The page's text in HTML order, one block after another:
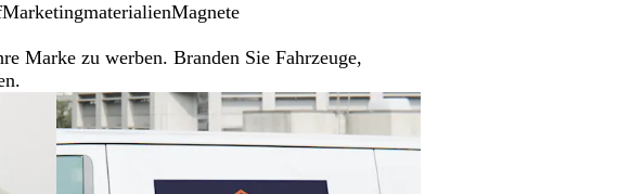
Mar­ke­ting­ma­te­rialienMagnete
Marke zu werben. Branden Sie Fahrzeuge,
Neu